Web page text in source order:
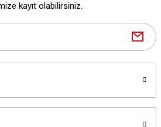
kayıt olabilirsiniz.